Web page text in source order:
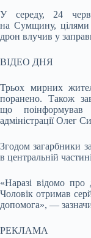
У середу, 24
на Сумщину,
дрон влучив у
ВІДЕО ДНЯ
Трьох мирних
поранено. Також
що поінформував
адміністрації Олег
Згодом загарбники
в центральній
«Наразі відомо
Чоловік отримав
допомога», —
РЕКЛАМА